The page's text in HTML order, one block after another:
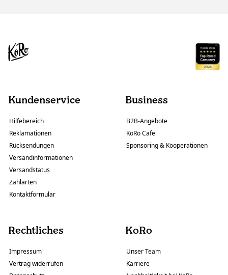
Kundenservice
Hilfebereich
Reklamationen
Rücksendungen
Versandinformationen
Versandstatus
Zahlarten
Kontaktformular
Business
B2B-Angebote
KoRo Cafe
Sponsoring & Kooperationen
Rechtliches
Impressum
Vertrag widerrufen
KoRo
Unser Team
Karriere